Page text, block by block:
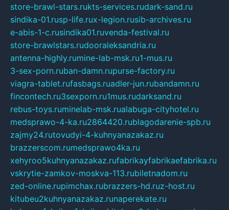
store-brawl-stars.rukts-services.rudark-sand.ru
sindika-01.rusp-life.rux-legion.rusib-archives.ru
e-abis-1-c.rusindika01.ruvenda-festival.ru
store-brawlstars.rudooraleksandria.ru
antenna-highly.rumine-lab-msk.ru1-mus.ru
3-sex-porn.ruban-damn.rupurse-factory.ru
viagra-tablet.rufasbags.ruadler-jun.rubandamn.ru
fincontech.ru3sexporn.ru1mus.rudarksand.ru
rebus-toys.ruminelab-msk.rualabuga-cityhotel.ru
medsprawo-4-ka.ru2864420.rublagodarenie-spb.ru
zajmy24.rutovudyi-4-kuhnyanazakaz.ru
brazzerscom.rumedsprawo4ka.ru
xehyroo5kuhnyanazakaz.rufabrikayfabrikaefabrika.ru
vskrytie-zamkov-moskva-113.rubiletnadom.ru
zed-online.rupimchax.rubrazzers-hd.ruz-host.ru
kitubeu2kuhnyanazakaz.runaperekate.ru